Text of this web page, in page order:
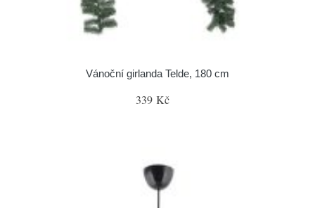
Vánoční girlanda Telde, 180 cm
339 Kč